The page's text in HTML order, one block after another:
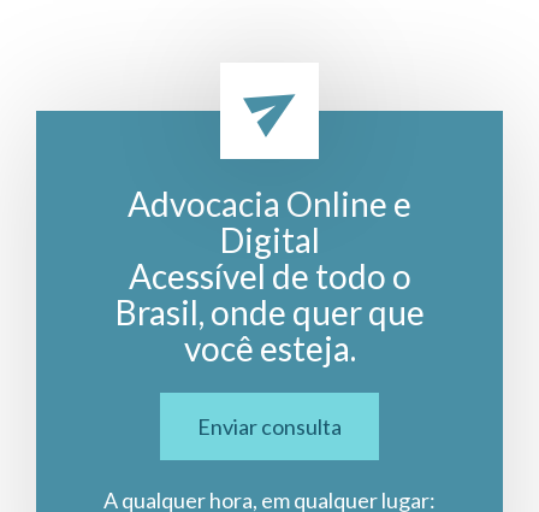
Advocacia Online e
Digital
Acessível de todo o
Brasil, onde quer que
você esteja.
Enviar consulta
A qualquer hora, em qualquer lugar: